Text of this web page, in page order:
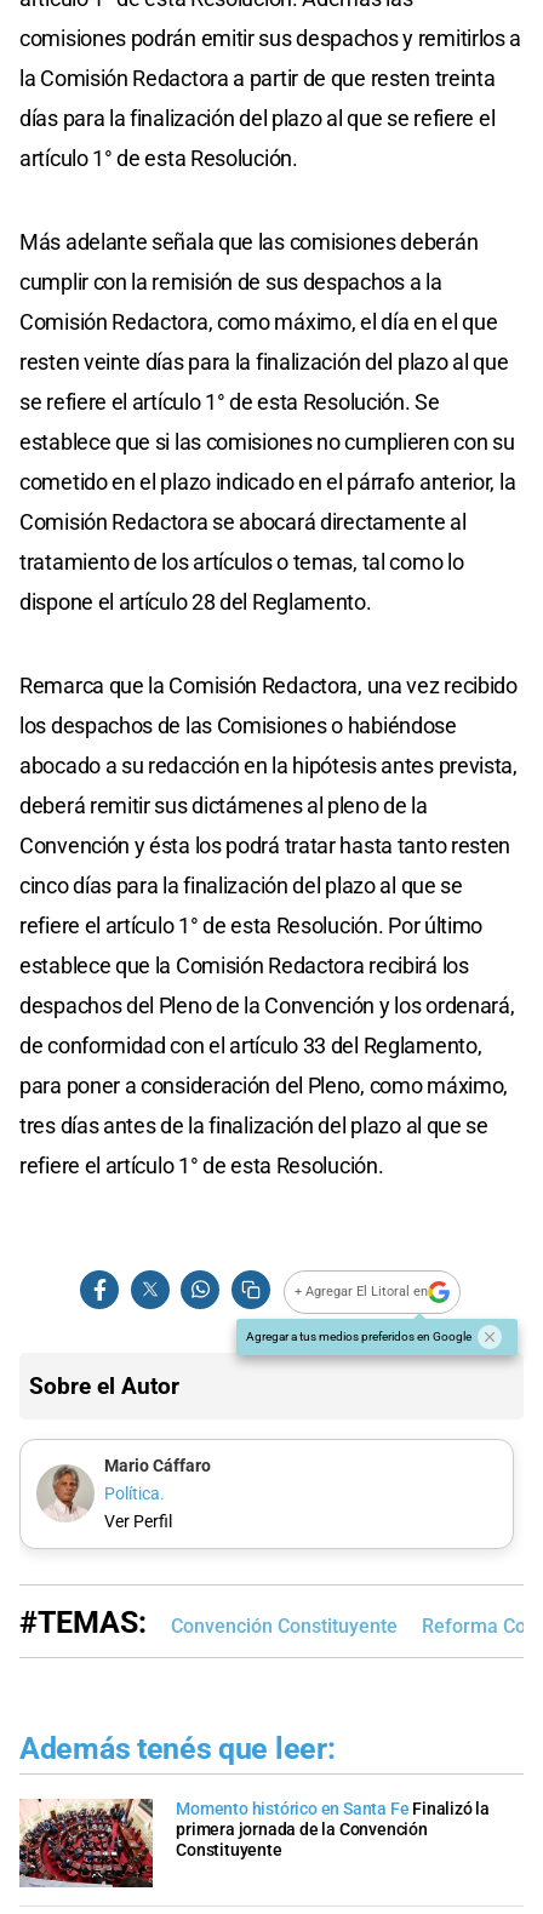
comisiones podrán emitir sus despachos y remitirlos a
la Comisión Redactora a partir de que resten treinta
días para la finalización del plazo al que se refiere el
artículo 1° de esta Resolución.
Más adelante señala que las comisiones deberán
cumplir con la remisión de sus despachos a la
Comisión Redactora, como máximo, el día en el que
resten veinte días para la finalización del plazo al que
se refiere el artículo 1° de esta Resolución. Se
establece que si las comisiones no cumplieren con su
cometido en el plazo indicado en el párrafo anterior, la
Comisión Redactora se abocará directamente al
tratamiento de los artículos o temas, tal como lo
dispone el artículo 28 del Reglamento.
Remarca que la Comisión Redactora, una vez recibido
los despachos de las Comisiones o habiéndose
abocado a su redacción en la hipótesis antes prevista,
deberá remitir sus dictámenes al pleno de la
Convención y ésta los podrá tratar hasta tanto resten
cinco días para la finalización del plazo al que se
refiere el artículo 1° de esta Resolución. Por último
establece que la Comisión Redactora recibirá los
despachos del Pleno de la Convención y los ordenará,
de conformidad con el artículo 33 del Reglamento,
para poner a consideración del Pleno, como máximo,
tres días antes de la finalización del plazo al que se
refiere el artículo 1° de esta Resolución.
+ Agregar El Litoral en
Agregar a tus medios preferidos en Google
Sobre el Autor
Mario Cáffaro
Política.
Ver Perfil
#TEMAS: Convención Constituyente Reforma
Además tenés que leer:
Momento histórico en Santa Fe Finalizó la
primera jornada de la Convención
Constituyente